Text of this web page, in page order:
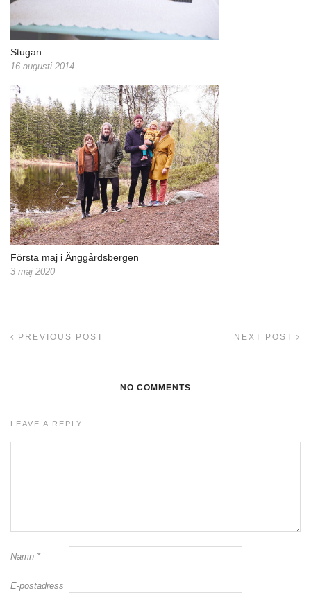
Stugan
16 augusti 2014
Första maj i Änggårdsbergen
3 maj 2020
PREVIOUS POST NEXT POST
NO COMMENTS
LEAVE A REPLY
Namn *
E-postadress